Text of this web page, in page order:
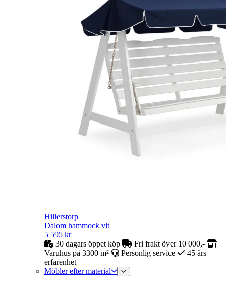
Hillerstorp
Dalom hammock vit
5 595 kr
30 dagars öppet köp
Fri frakt över 10 000,-
Varuhus på 3300 m²
Personlig service
45 års
erfarenhet
Möbler efter material